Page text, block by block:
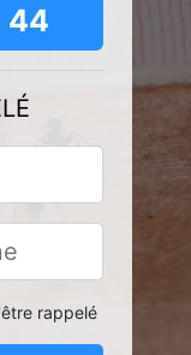
44
rappelé